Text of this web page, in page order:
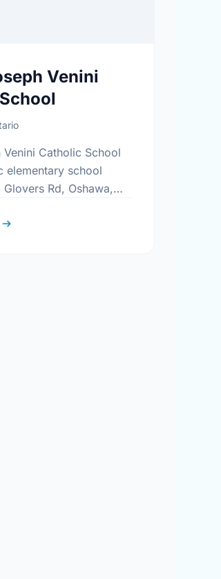
Venini
Venini Catholic School
elementary school
Rd, Oshawa,
in September 1971.